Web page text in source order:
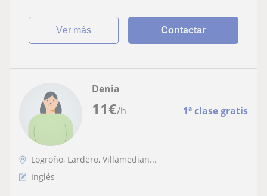
ver más Contactar
11€/h 1ª clase gratis
Denia
Logroño, Lardero, Villamedian...
Inglés